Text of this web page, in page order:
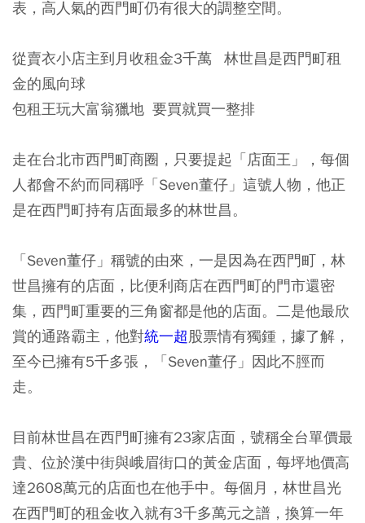
表，高人氣的西門町仍有很大的調整空間。
從賣衣小店主到月收租金3千萬 林世昌是西門町租
金的風向球
包租王玩大富翁獵地 要買就買一整排
走在台北市西門町商圈，只要提起「店面王」，每個
人都會不約而同稱呼「Seven董仔」這號人物，他正
是在西門町持有店面最多的林世昌。
「Seven董仔」稱號的由來，一是因為在西門町，林
世昌擁有的店面，比便利商店在西門町的門市還密
集，西門町重要的三角窗都是他的店面。二是他最欣
賞的通路霸主，他對統一超股票情有獨鍾，據了解，
至今已擁有5千多張，「Seven董仔」因此不脛而
走。
目前林世昌在西門町擁有23家店面，號稱全台單價最
貴、位於漢中街與峨眉街口的黃金店面，每坪地價高
達2608萬元的店面也在他手中。每個月，林世昌光
在西門町的租金收入就有3千多萬元之譜，換算一年